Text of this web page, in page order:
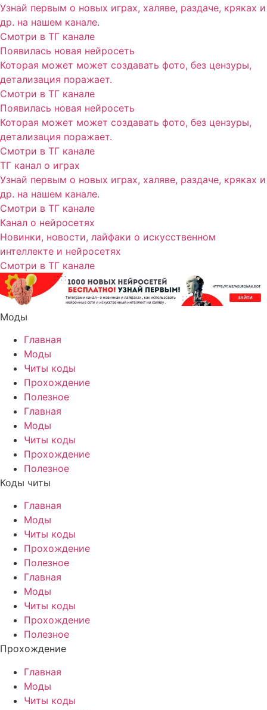
Узнай первым о новых играх, халяве, раздаче, кряках и
др. на нашем канале.
Смотри в ТГ канале
Появилась новая нейросеть
Которая может может создавать фото, без цензуры,
детализация поражает.
Смотри в ТГ канале
Появилась новая нейросеть
Которая может может создавать фото, без цензуры,
детализация поражает.
Смотри в ТГ канале
ТГ канал о играх
Узнай первым о новых играх, халяве, раздаче, кряках и
др. на нашем канале.
Смотри в ТГ канале
Канал о нейросетях
Новинки, новости, лайфаки о искусственном
интеллекте и нейросетях
Смотри в ТГ канале
Моды
Главная
Моды
Читы коды
Прохождение
Полезное
Главная
Моды
Читы коды
Прохождение
Полезное
Коды читы
Главная
Моды
Читы коды
Прохождение
Полезное
Главная
Моды
Читы коды
Прохождение
Полезное
Прохождение
Главная
Моды
Читы коды